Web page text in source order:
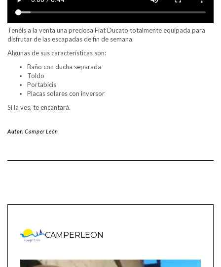
Tenéis a la venta una preciosa Fiat Ducato totalmente equipada para
disfrutar de las escapadas de fin de semana.
Algunas de sus características son:
Baño con ducha separada
Toldo
Portabicis
Placas solares con inversor
Si la ves, te encantará.
Autor:Camper León
CAMPERLEON